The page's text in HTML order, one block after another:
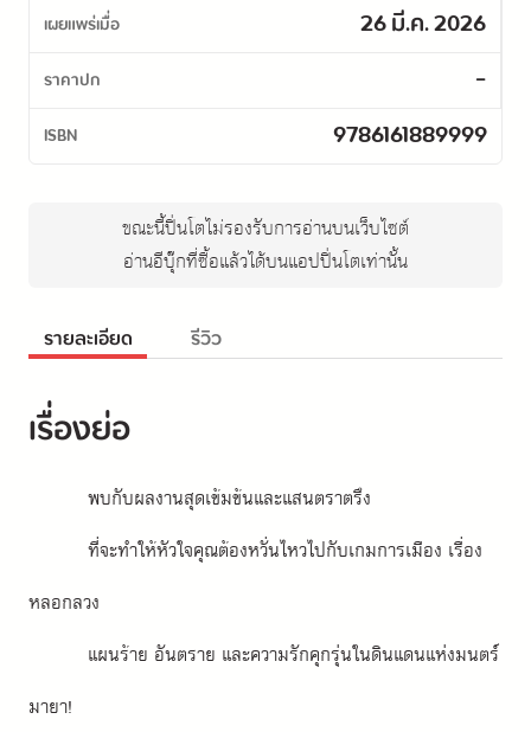
เผยแพร่เมื่อ 26 มี.ค. 2026
ราคาปก -
ISBN 9786161889999
ขณะนี้ปิ่นโตไม่รองรับการอ่านบนเว็บไซต์
อ่านอีบุ๊กที่ซื้อแล้วได้บนแอปปิ่นโตเท่านั้น
รายละเอียด รีวิว
เรื่องย่อ
พบกับผลงานสุดเข้มข้นและแสนตราตรึง
ที่จะทำให้หัวใจคุณต้องหวั่นไหวไปกับเกมการเมือง เรื่อง
หลอกลวง
แผนร้าย อันตราย และความรักคุกรุ่นในดินแดนแห่งมนตร์
มายา!